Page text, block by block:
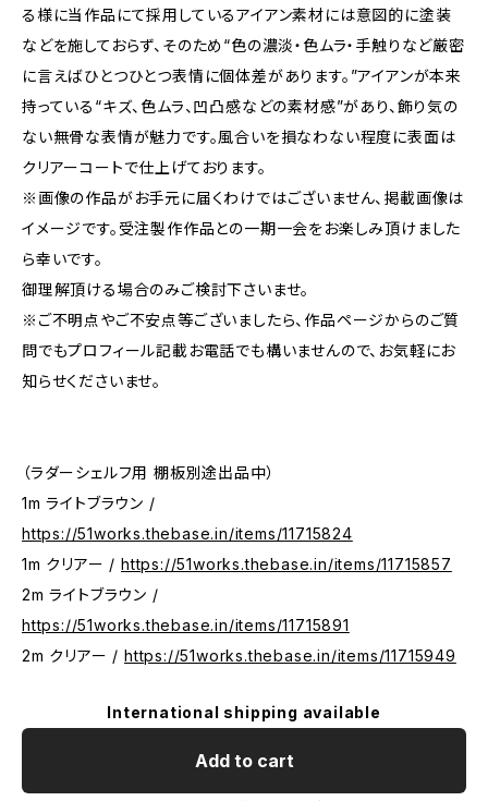
る様に当作品にて採用しているアイアン素材には意図的に塗装
などを施しておらず、そのため“色の濃淡・色ムラ・手触りなど厳密
に言えばひとつひとつ表情に個体差があります。”アイアンが本来
持っている“キズ、色ムラ、凹凸感などの素材感”があり、飾り気の
ない無骨な表情が魅力です。風合いを損なわない程度に表面は
クリアーコートで仕上げております。
※画像の作品がお手元に届くわけではございません、掲載画像は
イメージです。受注製作作品との一期一会をお楽しみ頂けました
ら幸いです。
御理解頂ける場合のみご検討下さいませ。
※ご不明点やご不安点等ございましたら、作品ページからのご質
問でもプロフィール記載お電話でも構いませんので、お気軽にお
知らせくださいませ。
（ラダーシェルフ用 棚板別途出品中）
1m ライトブラウン /
https://51works.thebase.in/items/11715824
1m クリアー /https://51works.thebase.in/items/11715857
2m ライトブラウン /
https://51works.thebase.in/items/11715891
2m クリアー /https://51works.thebase.in/items/11715949
International shipping available
Add to cart